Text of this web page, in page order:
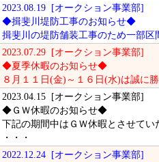
2023.08.19 [オークション事業部]
◆揖斐川堤防工事のお知らせ◆
揖斐川の堤防舗装工事のため一部区
2023.07.29 [オークション事業部]
◆夏季休暇のお知らせ◆
８月１１日(金)～１６日(水)は誠に
2023.04.15 [オークション事業部]
◆ＧＷ休暇のお知らせ◆
下記の期間中はＧＷ休暇とさせてい
・・・
2022.12.24 [オークション事業部]